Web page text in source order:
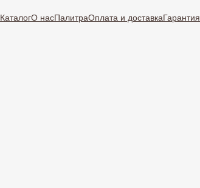
КаталогО насПалитраОплата и доставкаГарантия